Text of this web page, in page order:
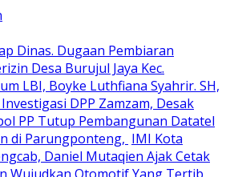
Dinas. Dugaan Pembiaran
Desa Burujul Jaya Kec.
LBI, Boyke Luthfiana Syahrir. SH,
DPP Zamzam, Desak
PP Tutup Pembangunan Datatel
di Parungponteng, IMI Kota
Daniel Mutaqien Ajak Cetak